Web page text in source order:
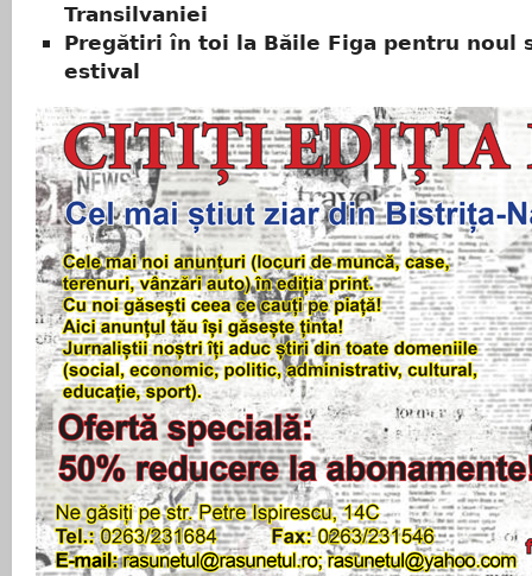
Transilvaniei
Pregătiri în toi la Băile Figa pentru noul
estival